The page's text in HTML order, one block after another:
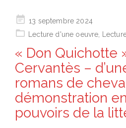
Posted
on
13 septembre 2024
Lecture d'une oeuvre
« Don Quichotte
Cervantès –
romans de
démonstration
pouvoirs de la